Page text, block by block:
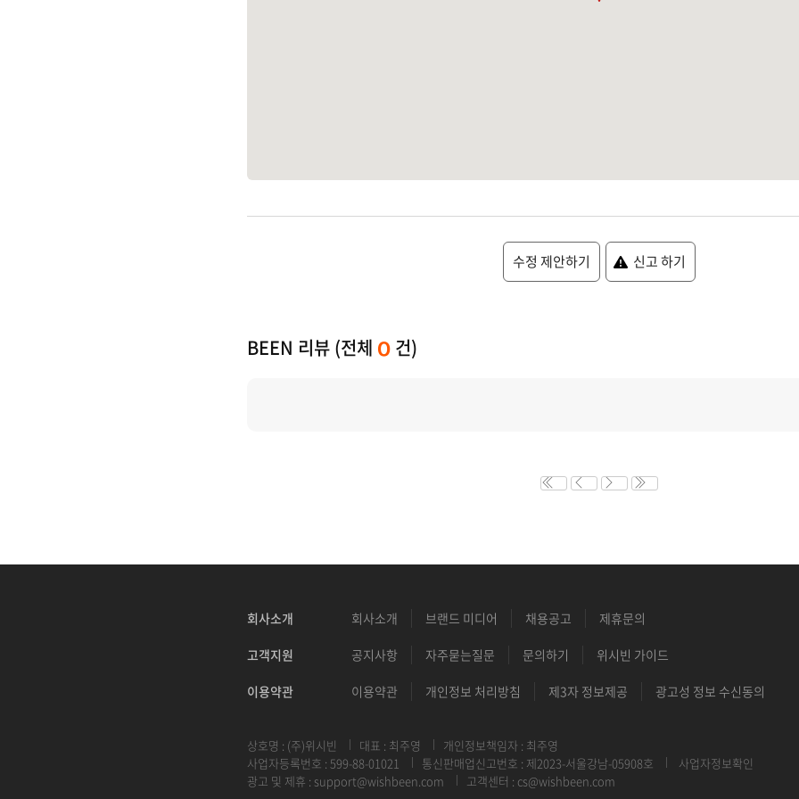
수정 제안하기 신고 하기
BEEN 리뷰 (전체 0 건)
회사소개 회사소개 브랜드 미디어 채용공고 제휴문의
고객지원 공지사항 자주묻는질문 문의하기 위시빈 가이드
이용약관 이용약관 개인정보 처리방침 제3자 정보제공 광고성 정보 수신동의
상호명 : (주)위시빈 대표 : 최주영
개인정보책임자 : 최주영
사업자등록번호 : 599-88-01021
통신판매업신고번호 : 제2023-서울강남-05908호
사업자정보확인
광고 및 제휴 : support@wishbeen.com 고객센터 : cs@wishbeen.com